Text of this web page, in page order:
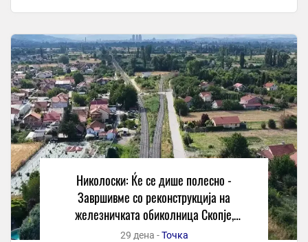
Николоски: Ќе се дише полесно -
Завршивме со реконструкција на
железничката обиколница Скопје,
линијата Драчево – Илинден
29 дена -Точка